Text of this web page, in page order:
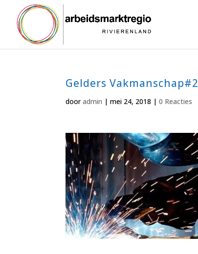
Gelders Vakmanschap#2
dooradmin |mei 24, 2018 |0 Reacties